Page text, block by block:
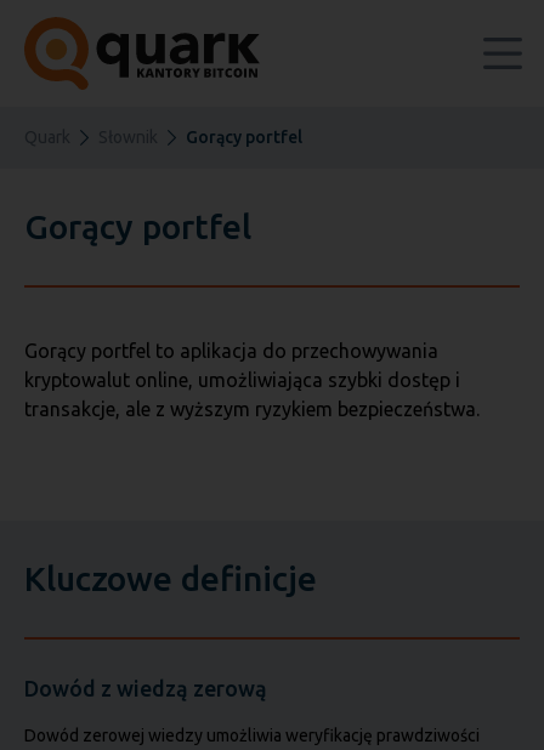
Gorący portfel
Gorący portfel
Gorący portfel to aplikacja do przechowywania
kryptowalut online, umożliwiająca szybki dostęp i
transakcje, ale z wyższym ryzykiem bezpieczeństwa.
Kluczowe definicje
Dowód z wiedzą zerową
Dowód zerowej wiedzy umożliwia weryfikację prawdziwości